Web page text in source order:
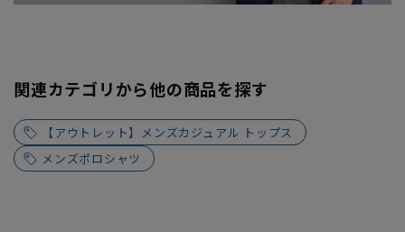
関連カテゴリから他の商品を探す
【アウトレット】メンズカジュアル トップス
メンズポロシャツ